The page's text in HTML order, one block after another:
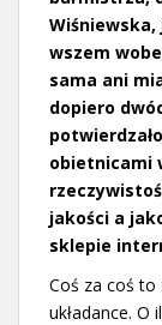
wszem
sama ani
dopiero
obietnicami
jakości a
sklepie
Coś za coś to
układance.